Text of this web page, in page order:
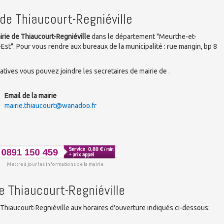
Thiaucourt-Regniéville
de Thiaucourt-Regniévilledans le département "Meurthe-et-
Pour vous rendre aux bureaux de la municipalité : rue mangin, bp 8
vous pouvez joindre les secretaires de mairie de .
Email de la mairie
mairie.thiaucourt@wanadoo.fr
Mettre à jour les informations de la mairie
Thiaucourt-Regniéville
Regniéville aux horaires d'ouverture indiqués ci-dessous: